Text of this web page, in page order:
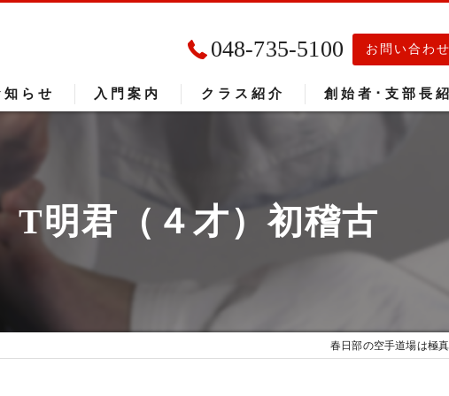
048-735-5100 お問い合わ
知らせ 入門案内 クラス紹介 創始者･支部長
T明君（４才）初稽古
春日部の空手道場は極